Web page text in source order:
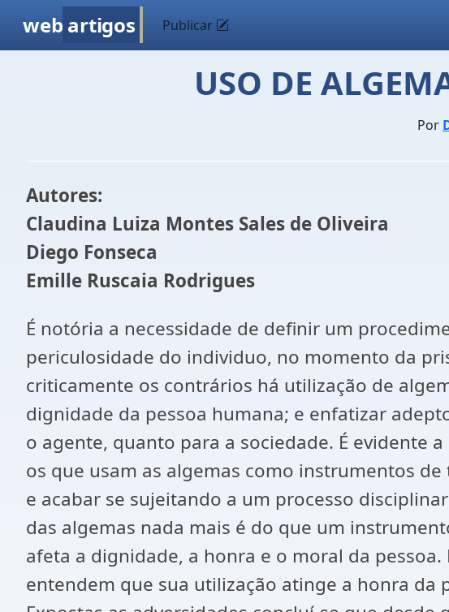
web artigos Publicar
USO DE
Por
Autores:
Claudina Luiza Montes Sales de Oliveira
Diego Fonseca
Emille Ruscaia Rodrigues
É notória a necessidade de definir um
periculosidade do individuo, no momento da
criticamente os contrários há utilização de
dignidade da pessoa humana; e enfatizar
o agente, quanto para a sociedade. É evidente
os que usam as algemas como instrumentos
e acabar se sujeitando a um processo
das algemas nada mais é do que um
afeta a dignidade, a honra e o moral da
entendem que sua utilização atinge a honra da